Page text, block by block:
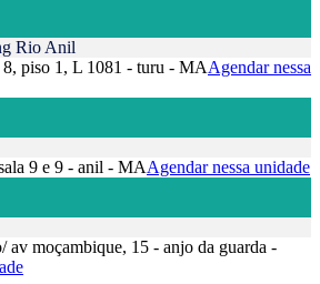
Rio Anil
8, piso 1, L 1081 - turu - MAAgendar nessa
9 e 9 - anil - MAAgendar nessa unidade
av moçambique, 15 - anjo da guarda -